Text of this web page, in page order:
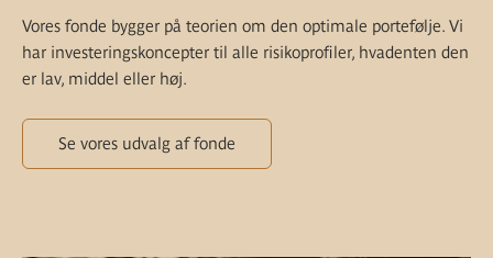
Vores fonde bygger på teorien om den optimale portefølje. Vi
har investeringskoncepter til alle risikoprofiler, hvadenten den
er lav, middel eller høj.
Se vores udvalg af fonde